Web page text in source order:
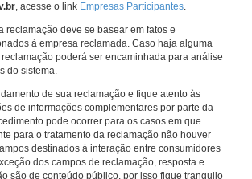
, acesse o link Empresas Participantes.
reclamação deve se basear em fatos e
à empresa reclamada. Caso haja alguma
poderá ser encaminhada para análise
do sistema.
de sua reclamação e fique atento às
de informações complementares por parte da
pode ocorrer para os casos em que
para o tratamento da reclamação não houver
destinados à interação entre consumidores
dos campos de reclamação, resposta e
são de conteúdo público, por isso fique tranquilo